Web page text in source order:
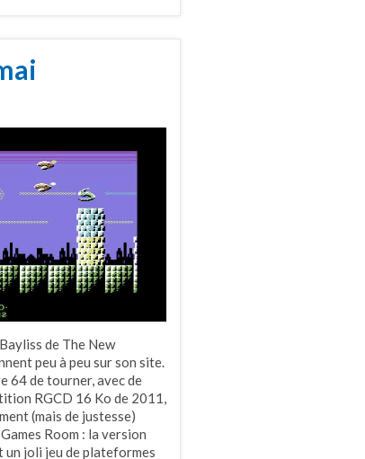
de The New
peu à peu sur son site.
64 de tourner, avec de
RGCD 16 Ko de 2011,
(mais de justesse)
Room : la version
un joli jeu de plateformes